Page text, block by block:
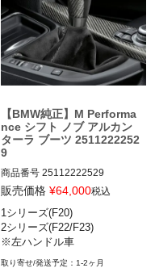
【BMW純正】M Performa
nce シフト ノブ アルカン
ターラ ブーツ 2511222252
9
商品番号 25112222529
25112222529
1シリーズ:
全グレード(F20) 2011-2019
2シリーズ:
全グレード(F22/F23) 2014-2021
販売価格 ¥64,000税込
1シリーズ(F20)
2シリーズ(F22/F23)
※左ハンドル車
1-2ヶ月